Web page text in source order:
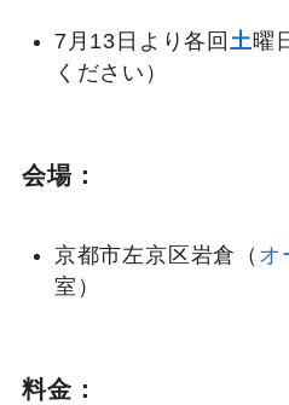
7月13日より各回 土曜
ください）
会場：
京都市左京区岩倉（ オ
室）
料金：